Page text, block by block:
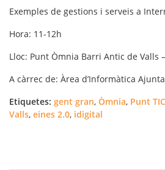
Exemples de gestions i serveis a
Hora: 11-12h
Lloc: Punt Òmnia Barri Antic de Valls
A càrrec de: Àrea d’Informàtica
Etiquetes: gent gran, Òmnia, Punt
Valls, eines 2.0, idigital